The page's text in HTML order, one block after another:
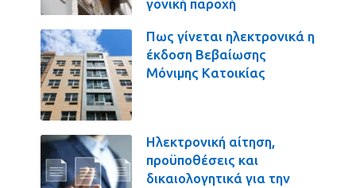
γονική παροχή
Πως γίνεται ηλεκτρονικά η
έκδοση Βεβαίωσης
Μόνιμης Κατοικίας
Ηλεκτρονική αίτηση,
προϋποθέσεις και
δικαιολογητικά για την